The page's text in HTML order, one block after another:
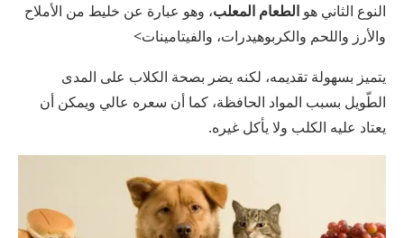
النوع الثاني هو الطعام المعلب، وهو عبارة عن خليط من الأملاح
والأرز واللحم والكربوهيدرات، والفيتامينات>
يتميز بسهولة تقديمه، لكنه يضر بصحة الكلاب على المدى
الطّويل بسبب المواد الحافظة، كما أن سعره عالي ويمكن أن
يعتاد عليه الكلب ولا يأكل غيره.